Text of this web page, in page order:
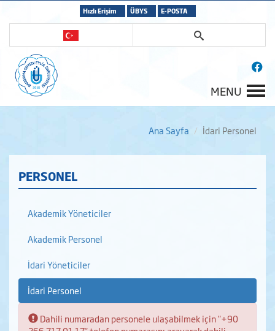
Hızlı Erişim ÜBYS E-POSTA
MENU
Ana Sayfa İdari Personel
PERSONEL
Akademik Yöneticiler
Akademik Personel
İdari Yöneticiler
İdari Personel
Bilgi:
Dahili numaradan personele ulaşabilmek için "+90